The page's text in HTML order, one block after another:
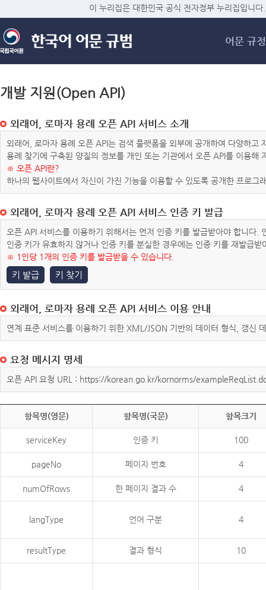
메
이 누리집은 대한민국 공식 전자정부 누리집입니다.
어문 규정
개발 지원(Open API)
외래어, 로마자 용례 오픈 API 서비스 소개
외래어, 로마자 용례 오픈 API는 검색 플랫폼을 외부에 공개하여 다양하
용례 찾기에 구축된 양질의 정보를 개인 또는 기관에서 오픈 API를 이용해
※ 오픈 API란?
하나의 웹사이트에서 자신이 가진 기능을 이용할 수 있도록 공개한 프로그
외래어, 로마자 용례 오픈 API 서비스 인증 키 발급
오픈 API 서비스를 이용하기 위해서는 먼저 인증 키를 발급받아야 합니다
인증 키가 유효하지 않거나 인증 키를 분실한 경우에는 인증 키를 재발급받
※ 1인당 1개의 인증 키를 발급받을 수 있습니다.
키 발급 키 찾기
외래어, 로마자 용례 오픈 API 서비스 이용 안내
연계 표준 서비스를 이용하기 위한 XML/JSON 기반의 데이터 형식, 갱신
요청 메시지 명세
오픈 API 요청 URL : https://korean.go.kr/kornorms/
항목명(영문) 항목명(국문) 항목크기
serviceKey 인증 키 100
pageNo 페이지 번호 4
numOfRows 한 페이지 결과 수 4
langType 언어 구분 4
resultType 결과 형식 10